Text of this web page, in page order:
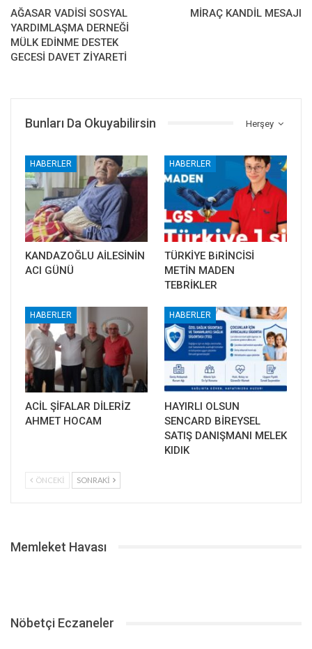
AĞASAR VADİSİ SOSYAL
YARDIMLAŞMA DERNEĞİ
MÜLK EDİNME DESTEK
GECESİ DAVET ZİYARETİ
MİRAÇ KANDİL MESAJI
Herşey
Bunları Da Okuyabilirsin
HABERLER
KANDAZOĞLU AİLESİNİN
ACI GÜNÜ
HABERLER
TÜRKİYE BiRİNCİSİ
METİN MADEN
TEBRİKLER
HABERLER
ACİL ŞİFALAR DİLERİZ
AHMET HOCAM
HABERLER
HAYIRLI OLSUN
SENCARD BİREYSEL
SATIŞ DANIŞMANI MELEK
KIDIK
ÖNCEKI SONRAKI
Memleket Havası
Nöbetçi Eczaneler